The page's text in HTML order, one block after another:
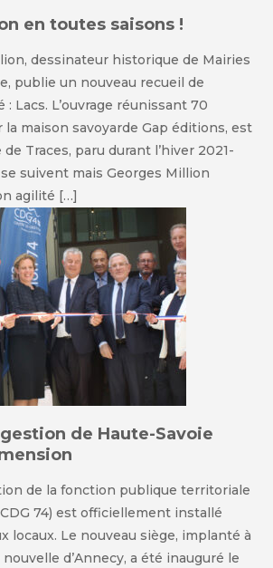
en toutes saisons !
dessinateur historique de Mairies
publie un nouveau recueil de
: Lacs. L’ouvrage réunissant 70
maison savoyarde Gap éditions, est
Traces, paru durant l’hiver 2021-
suivent mais Georges Million
agilité […]
de Haute-Savoie
de la fonction publique territoriale
74) est officiellement installé
locaux. Le nouveau siège, implanté à
d’Annecy, a été inauguré le